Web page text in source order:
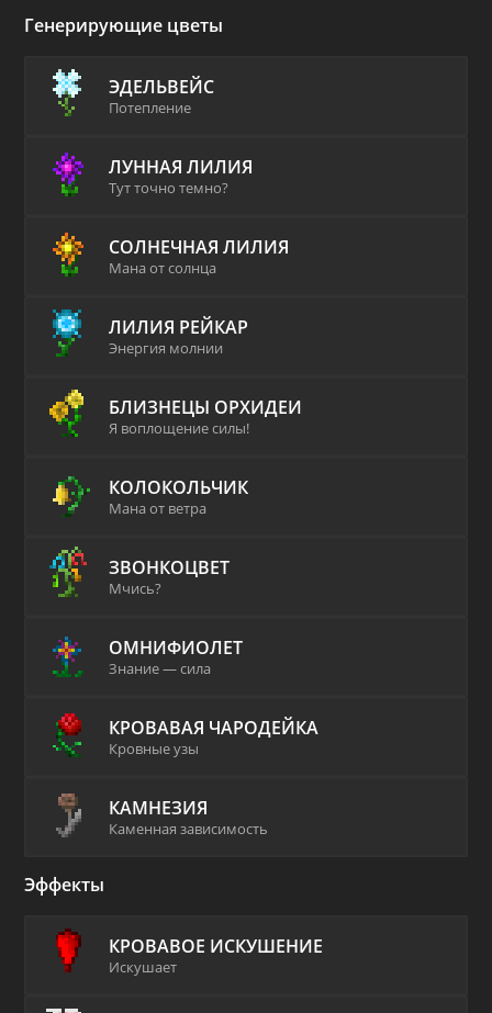
Генерирующие цветы
ЭДЕЛЬВЕЙС
Потепление
ЛУННАЯ ЛИЛИЯ
Тут точно темно?
СОЛНЕЧНАЯ ЛИЛИЯ
Мана от солнца
ЛИЛИЯ РЕЙКАР
Энергия молнии
БЛИЗНЕЦЫ ОРХИДЕИ
Я воплощение силы!
КОЛОКОЛЬЧИК
Мана от ветра
ЗВОНКОЦВЕТ
Мчись?
ОМНИФИОЛЕТ
Знание — сила
КРОВАВАЯ ЧАРОДЕЙКА
Кровные узы
КАМНЕЗИЯ
Каменная зависимость
Эффекты
КРОВАВОЕ ИСКУШЕНИЕ
Искушает